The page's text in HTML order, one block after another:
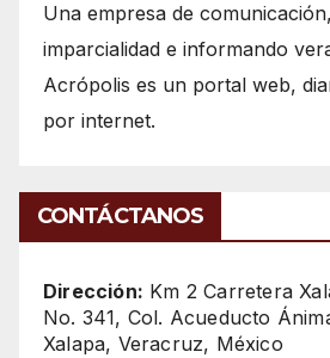
Una empresa de
imparcialidad e informando
Acrópolis es un portal web,
por internet.
CONTÁCTANOS
Dirección: Km 2 Carretera
No. 341, Col. Acueducto
Xalapa, Veracruz, México